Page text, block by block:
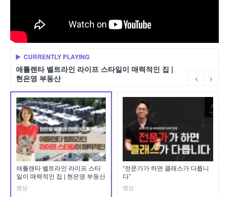
CURRENTLY PLAYING
애틀랜타 벨트라인 라이프 스타일이 매력적인 집 |
현은영 부동산
애틀랜타 벨트라인 라이프 스타
일이 매력적인 집 | 현은영 부동산
영상
“전문가가 하면 클래스가 다릅니
다”
영상